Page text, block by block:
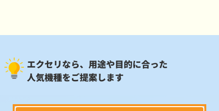
エクセリなら、用途や目的に合った
人気機種をご提案します